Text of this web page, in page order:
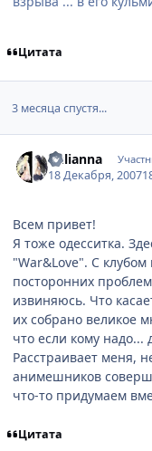
Цитата
3 месяца спустя...
Yulianna
18 Декабря, 2007
Всем привет!
Я тоже одесситка.
"War&Love". С клубом
посторонних
извиняюсь. Что
их собрано великое
что если кому надо...
Расстраивает меня,
анимешников
что-то придумаем
Цитата